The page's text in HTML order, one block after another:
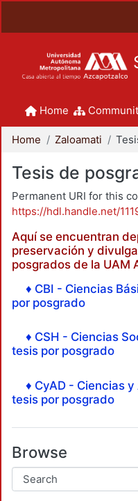
Home
Home Zaloamati
Tesis de
Permanent URI for this
https://hdl.handle.net/
Aquí se encuentran
preservación y
posgrados de la UAM
♦ CBI - Ciencias
por posgrado
♦ CSH - Ciencias
tesis por posgrado
♦ CyAD - Ciencias y
tesis por posgrado
Browse